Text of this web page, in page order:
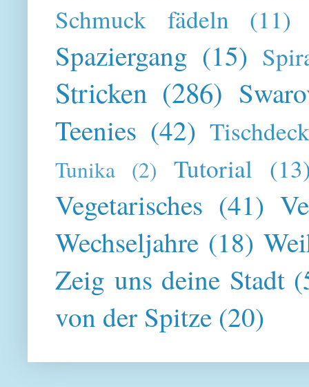
Schmuck fädeln (11)
Spaziergang (15)
Stricken (286)
Teenies (42)
Tunika (2) Tutorial
Vegetarisches (41)
Wechseljahre (18)
Zeig uns deine Stadt
von der Spitze (20)